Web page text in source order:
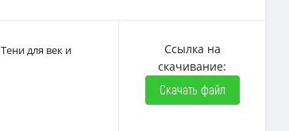
Тени для век и
Ссылка на
скачивание:
Скачать файл